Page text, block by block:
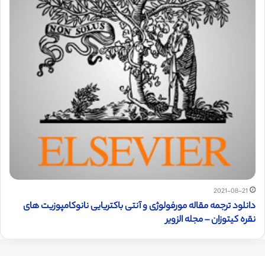
2021-08-21
دانلود ترجمه مقاله مورفولوژی و آنتی باکتریایی نانوکامپوزیت های
نقره کیتوزان – مجله الزویر